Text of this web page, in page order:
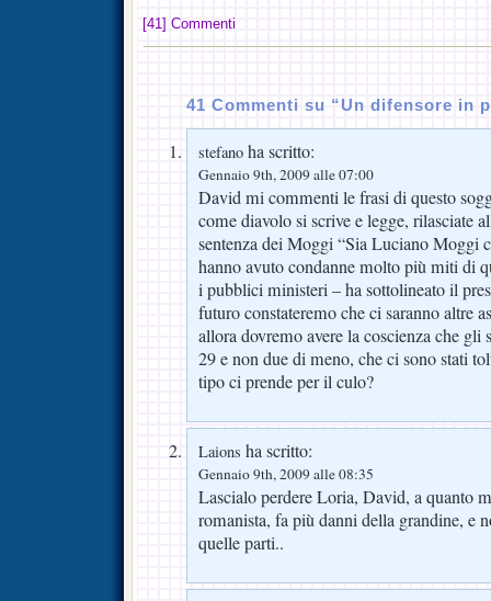
[41] Commenti
41 Commenti su “Un difensore in
stefano ha scritto:
Gennaio 9th, 2009 alle 07:00
David mi commenti le frasi di questo
come diavolo si scrive e legge, rilasciate
sentenza dei Moggi “Sia Luciano Moggi
hanno avuto condanne molto più miti di
i pubblici ministeri – ha sottolineato il
futuro constateremo che ci saranno altre
allora dovremo avere la coscienza che gli
29 e non due di meno, che ci sono stati
tipo ci prende per il culo?
Laions ha scritto:
Gennaio 9th, 2009 alle 08:35
Lascialo perdere Loria, David, a quanto
romanista, fa più danni della grandine, e
quelle parti..